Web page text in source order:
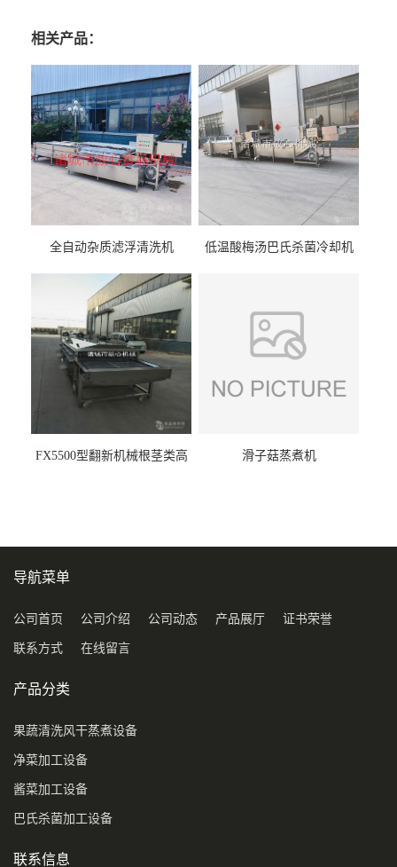
相关产品：
全自动杂质滤浮清洗机 低温酸梅汤巴氏杀菌冷却机
FX5500型翻新机械根茎类高
滑子菇蒸煮机
导航菜单
公司首页 公司介绍 公司动态 产品展厅 证书荣誉
联系方式 在线留言
产品分类
果蔬清洗风干蒸煮设备
净菜加工设备
酱菜加工设备
巴氏杀菌加工设备
联系信息